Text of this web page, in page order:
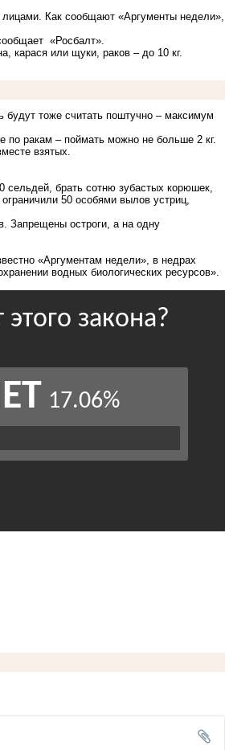
Как сообщают «Аргументы недели»,
«Росбалт».
карася или щуки, раков – до 10 кг.
будут тоже считать поштучно – максимум
по ракам – поймать можно не больше 2 кг.
взятых.
брать сотню зубастых корюшек,
50 особями вылов устриц,
Запрещены остроги, а на одну
«Аргументам недели», в недрах
водных биологических ресурсов».